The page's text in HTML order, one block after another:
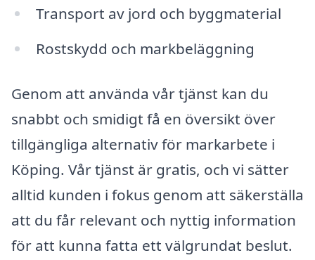
Transport av jord och byggmaterial
Rostskydd och markbeläggning
Genom att använda vår tjänst kan du
snabbt och smidigt få en översikt över
tillgängliga alternativ för markarbete i
Köping. Vår tjänst är gratis, och vi sätter
alltid kunden i fokus genom att säkerställa
att du får relevant och nyttig information
för att kunna fatta ett välgrundat beslut.